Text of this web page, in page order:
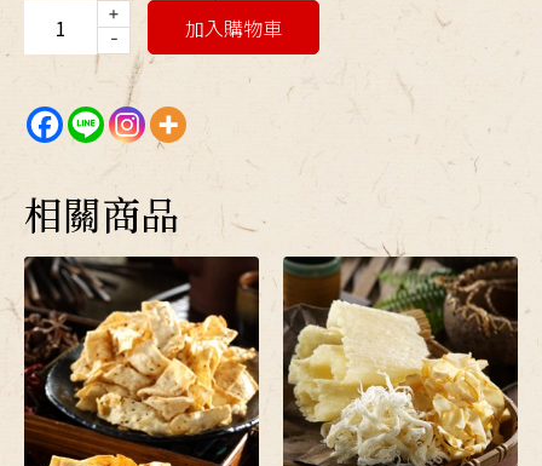
-
+ 加入購物車
相關商品